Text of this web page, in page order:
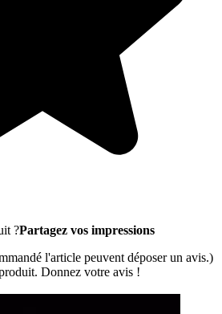
?Partagez vos impressions
l'article peuvent déposer un avis.)
Donnez votre avis !